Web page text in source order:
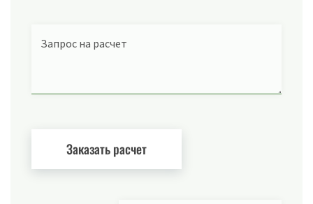
Запрос на расчет